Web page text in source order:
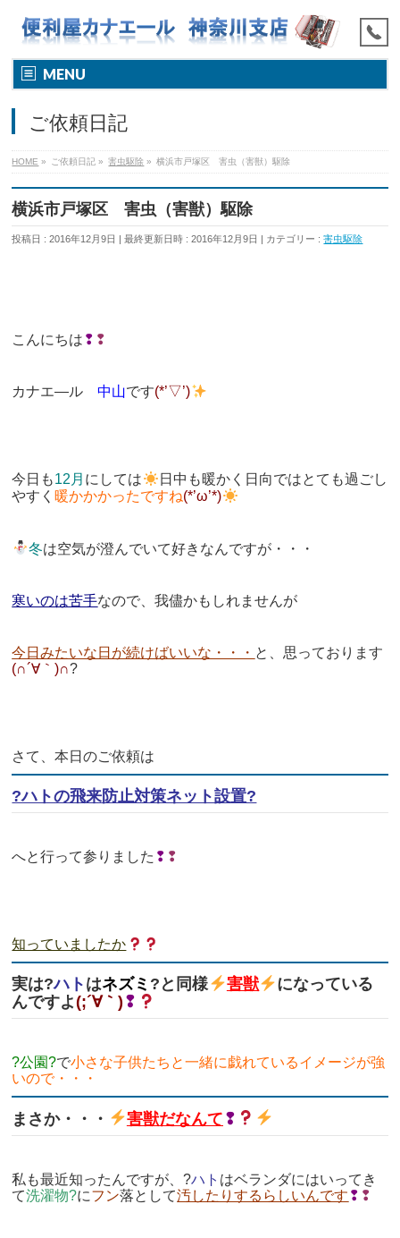
MENU
ご依頼日記
HOME » ご依頼日記 » 害虫駆除 » 横浜市戸塚区 害虫（害獣）駆除
横浜市戸塚区 害虫（害獣）駆除
投稿日 : 2016年12月9日 最終更新日時 : 2016年12月9日 カテゴリー :害虫駆除
こんにちは ❢ ❢
カナエ―ル中山です(*’▽’)
今日も12月 にしては
日中も暖かく日向ではとても過ごし
やすく 暖かかかったですね(*’ω’*)
冬は空気が澄んでいて好きなんですが・・・
寒いのは苦手なので、我儘かもしれませんが
今日みたいな日が続けばいいな・・・ と、思っております
(∩´∀｀)∩?
さて、本日のご依頼は
?ハトの飛来防止対策ネット設置?
へと行って参りました ❢ ❢
知っていましたか
実は?ハト はネズミ ?と同様 害獣
になっている
んですよ(;´∀｀) ❢
?公園?で小さな子供たちと一緒に戯れているイメージが強
いので・・・
まさか・・・ 害獣だなんて ❢
私も最近知ったんですが、?ハト はベランダにはいってき
て洗濯物?にフン落として汚したりするらしいんです ❢ ❢